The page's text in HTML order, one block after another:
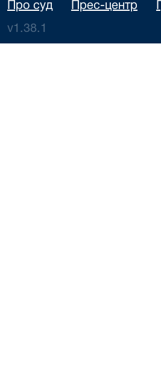
Про суд Прес-центр
v1.38.1